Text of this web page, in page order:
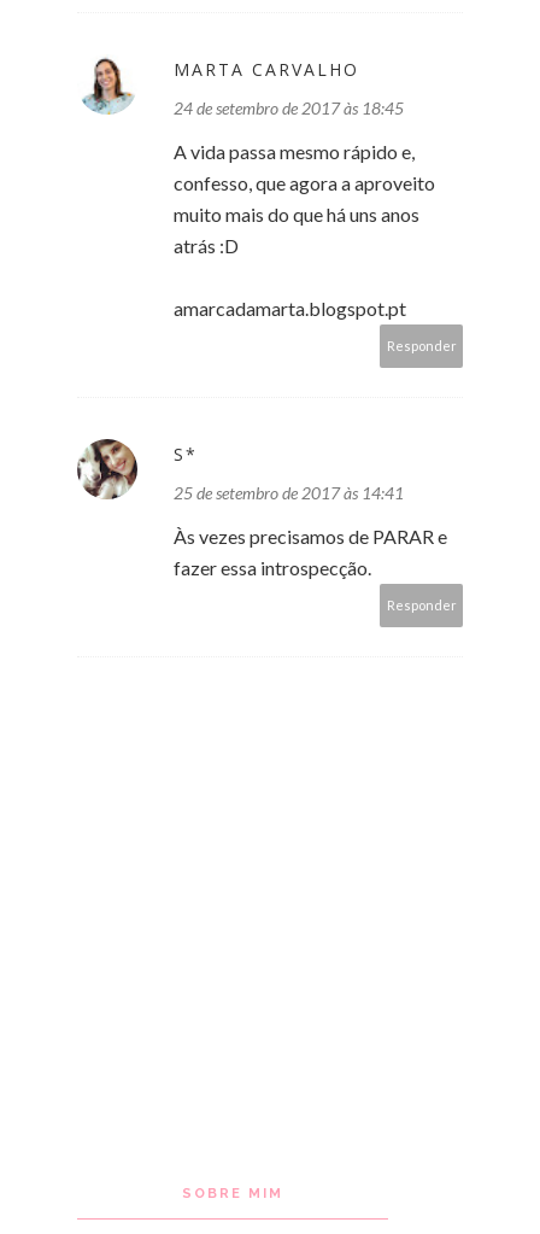
MARTA CARVALHO
24 de setembro de 2017 às 18:45
A vida passa mesmo rápido e,
confesso, que agora a aproveito
muito mais do que há uns anos
atrás :D
amarcadamarta.blogspot.pt
Responder
S*
25 de setembro de 2017 às 14:41
Às vezes precisamos de PARAR e
fazer essa introspecção.
Responder
SOBRE MIM